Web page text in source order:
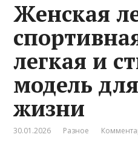
Женская
легкая и
модель
жизни
30.01.2026 Разное